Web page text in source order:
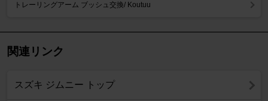
トレーリングアーム ブッシュ交換/ Koutuu
関連リンク
スズキ ジムニー トップ